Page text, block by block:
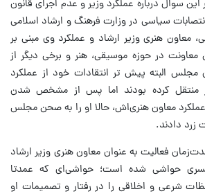
سوال درباره عملکرد وزیر و عدم اجرای قانون
سیاسی در وزارت فرهنگ و ارشاد اسلامی
معاون هنری وزیر ارشاد و عملکرد وی مبنی بر
معاونت در حوزه موسیقی، هنر و برخی دیگر از
مجلس البته پیش تر انتقادات خود از عملکرد
منتقل کرده بودند اما پس از مشخص شدن
معاون هنری‌اش، حالا او را به صحن مجلس
زرد دادند.
فعالیت به عنوان معاون هنری وزیر ارشاد
حواشی شده است؛ حواشی‌ای که عمدتا
شرعی و اخلاقی را در رفتار و تصمیمات او